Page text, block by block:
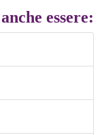
essere: